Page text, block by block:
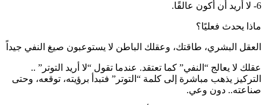
6- لا أريد أن أكون عالقًا.
ماذا يحدث فعليًا؟
العقل البشري، طاقتك، وعقلك الباطن لا يستوعبون صيغ النفي جيداً
عقلك لا يعالج “النفي” كما تعتقد. عندما تقول “لا أريد التوتر” ..
التركيز يذهب مباشرة إلى كلمة “التوتر” فتبدأ برؤيته، توقعه، وحتى
صناعته.. دون وعي.